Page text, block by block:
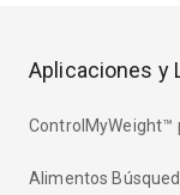
Aplicaciones y
ControlMyWeight™
Alimentos